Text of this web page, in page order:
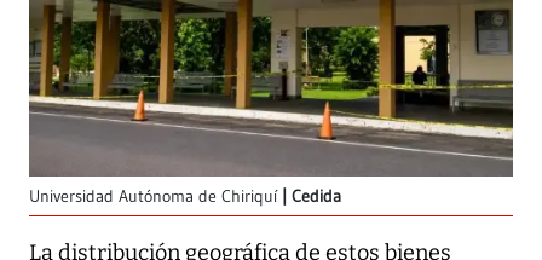
Universidad Autónoma de Chiriquí Cedida
La distribución geográfica de estos bienes